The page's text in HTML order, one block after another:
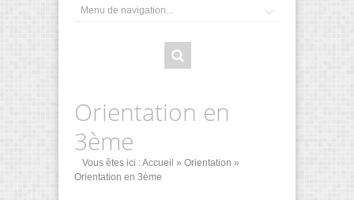
Orientation en
3ème
Vous êtes ici :Accueil » Orientation »
Orientation en 3ème